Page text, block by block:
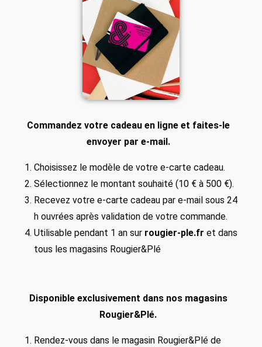
Commandez votre cadeau en ligne et faites-le
envoyer par e-mail.
Choisissez le modèle de votre e-carte cadeau.
Sélectionnez le montant souhaité (10 € à 500 €).
Recevez votre e-carte cadeau par e-mail sous 24
h ouvrées après validation de votre commande.
Utilisable pendant 1 an sur rougier-ple.fr et dans
tous les magasins Rougier&Plé
Disponible exclusivement dans nos magasins
Rougier&Plé.
Rendez-vous dans le magasin Rougier&Plé de